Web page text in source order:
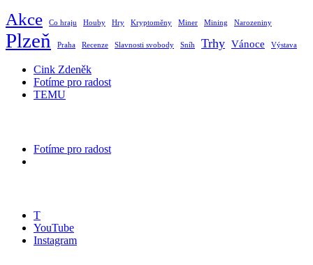
Akce Co hraju Houby Hry Kryptoměny Miner Mining Narozeniny
Plzeň Praha Recenze Slavnosti svobody Sníh Trhy Vánoce Výstava
Cink Zdeněk
Fotíme pro radost
TEMU
Fotíme pro radost
T
YouTube
Instagram